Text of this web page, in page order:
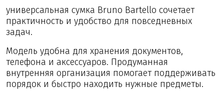
универсальная сумка Bruno Bartello сочетает
практичность и удобство для повседневных
задач.
Модель удобна для хранения документов,
телефона и аксессуаров. Продуманная
внутренняя организация помогает поддерживать
порядок и быстро находить нужные предметы.